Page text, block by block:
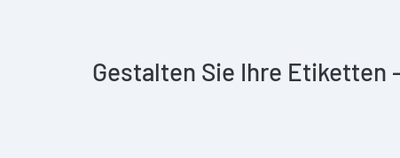
Gestalten Sie Ihre